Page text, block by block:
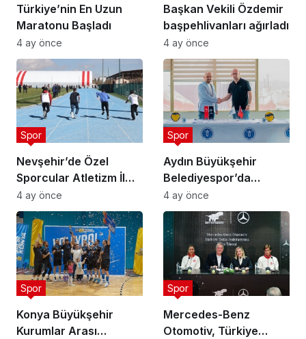
Türkiye’nin En Uzun
Maratonu Başladı
4 ay önce
Başkan Vekili Özdemir
başpehlivanları ağırladı
4 ay önce
Nevşehir’de Özel
Sporcular Atletizm İl
Şampiyonası
Düzenlendi
Spor
4 ay önce
Aydın Büyükşehir
Belediyespor’da
Ataman Güneyligil
Dönemi
Spor
4 ay önce
Konya Büyükşehir
Kurumlar Arası
Spor
Mercedes-Benz
Otomotiv, Türkiye
Spor